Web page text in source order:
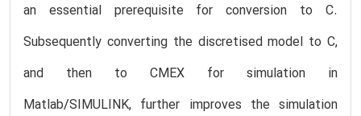
an essential prerequisite for conversion to C.
Subsequently converting the discretised model to C,
and then to CMEX for simulation in
Matlab/SIMULINK, further improves the simulation